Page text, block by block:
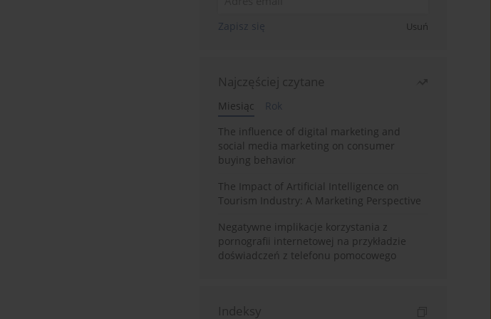
Zapisz się Usuń
Najczęściej czytane
Miesiąc
Rok
The influence of digital marketing and
social media marketing on consumer
buying behavior
The Impact of Artificial Intelligence on
Tourism Industry: A Marketing Perspective
Negatywne implikacje korzystania z
pornografii internetowej na przykładzie
doświadczeń z telefonu pomocowego
Indeksy